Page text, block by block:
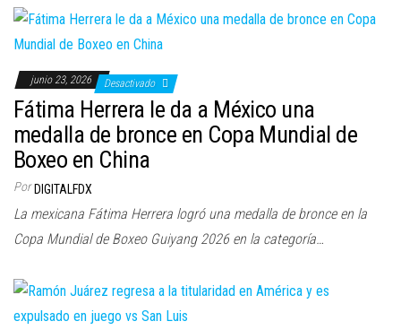
n
junio 23, 2026 Desactivado
Fátima Herrera le da a México una
medalla de bronce en Copa Mundial de
Boxeo en China
Por DIGITALFDX
La mexicana Fátima Herrera logró una medalla de bronce en la
Copa Mundial de Boxeo Guiyang 2026 en la categoría…